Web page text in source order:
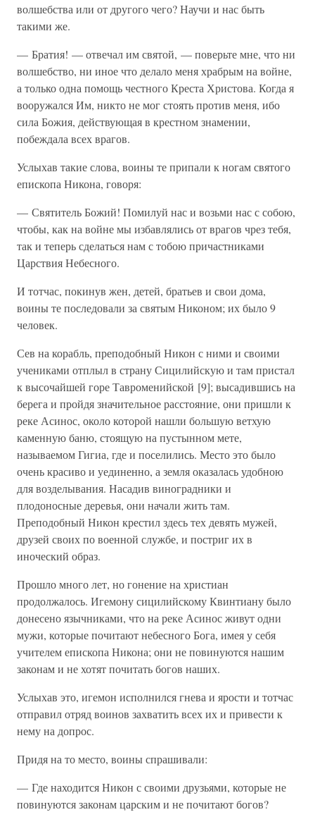
волшебства или от другого чего? Научи и нас быть
такими же.
— Братия! — отвечал им святой, — поверьте мне, что ни
волшебство, ни иное что делало меня храбрым на войне,
а только одна помощь честного Креста Христова. Когда я
вооружался Им, никто не мог стоять против меня, ибо
сила Божия, действующая в крестном знамении,
побеждала всех врагов.
Услыхав такие слова, воины те припали к ногам святого
епископа Никона, говоря:
— Святитель Божий! Помилуй нас и возьми нас с собою,
чтобы, как на войне мы избавлялись от врагов чрез тебя,
так и теперь сделаться нам с тобою причастниками
Царствия Небесного.
И тотчас, покинув жен, детей, братьев и свои дома,
воины те последовали за святым Никоном; их было 9
человек.
Сев на корабль, преподобный Никон с ними и своими
учениками отплыл в страну Сицилийскую и там пристал
к высочайшей горе Тавроменийской [9]; высадившись на
берега и пройдя значительное расстояние, они пришли к
реке Асинос, около которой нашли большую ветхую
каменную баню, стоящую на пустынном мете,
называемом Гигиа, где и поселились. Место это было
очень красиво и уединенно, а земля оказалась удобною
для возделывания. Насадив виноградники и
плодоносные деревья, они начали жить там.
Преподобный Никон крестил здесь тех девять мужей,
друзей своих по военной службе, и постриг их в
иноческий образ.
Прошло много лет, но гонение на христиан
продолжалось. Игемону сицилийскому Квинтиану было
донесено язычниками, что на реке Асинос живут одни
мужи, которые почитают небесного Бога, имея у себя
учителем епископа Никона; они не повинуются нашим
законам и не хотят почитать богов наших.
Услыхав это, игемон исполнился гнева и ярости и тотчас
отправил отряд воинов захватить всех их и привести к
нему на допрос.
Придя на то место, воины спрашивали:
— Где находится Никон с своими друзьями, которые не
повинуются законам царским и не почитают богов?